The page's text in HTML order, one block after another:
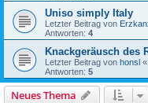
Uniso simply Italy
Letzter Beitrag von
Antworten: 4
Knackgeräusch des
Letzter Beitrag von honsl «
Antworten: 5
Neues Thema